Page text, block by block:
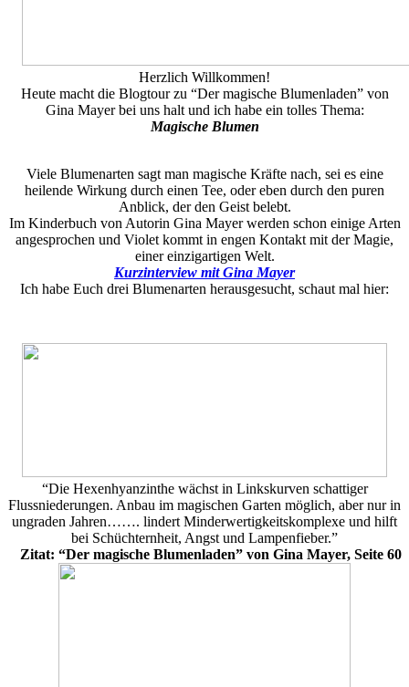
Herzlich Willkommen!
Heute macht die Blogtour zu “Der magische Blumenladen” von
Gina Mayer bei uns halt und ich habe ein tolles Thema:
Magische Blumen
Viele Blumenarten sagt man magische Kräfte nach, sei es eine
heilende Wirkung durch einen Tee, oder eben durch den puren
Anblick, der den Geist belebt.
Im Kinderbuch von Autorin Gina Mayer werden schon einige Arten
angesprochen und Violet kommt in engen Kontakt mit der Magie,
einer einzigartigen Welt.
Kurzinterview mit Gina Mayer
Ich habe Euch drei Blumenarten herausgesucht, schaut mal hier:
“Die Hexenhyanzinthe wächst in Linkskurven schattiger
Flussniederungen. Anbau im magischen Garten möglich, aber nur in
ungraden Jahren……. lindert Minderwertigkeitskomplexe und hilft
bei Schüchternheit, Angst und Lampenfieber.”
Zitat: “Der magische Blumenladen” von Gina Mayer, Seite 60